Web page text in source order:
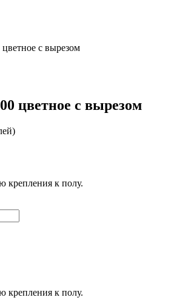
с вырезом
цветное с вырезом
крепления к полу.
крепления к полу.